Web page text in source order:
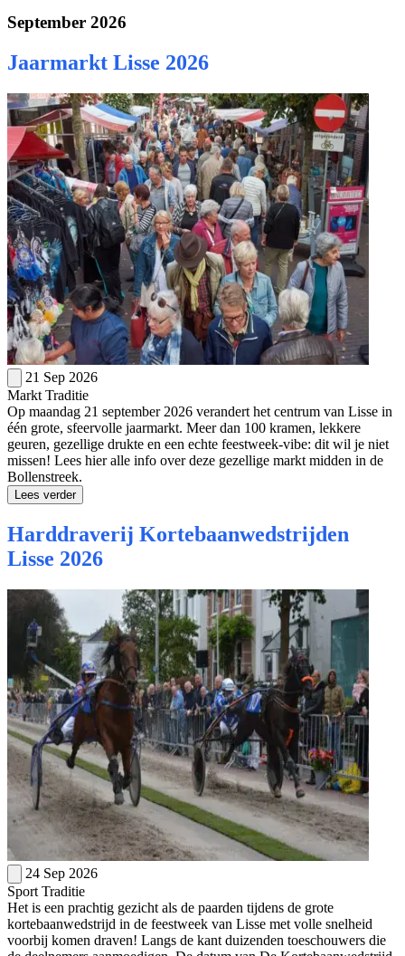
September 2026
Jaarmarkt Lisse 2026
21 Sep 2026
Markt Traditie
Op maandag 21 september 2026 verandert het centrum van Lisse in
één grote, sfeervolle jaarmarkt. Meer dan 100 kramen, lekkere
geuren, gezellige drukte en een echte feestweek-vibe: dit wil je niet
missen! Lees hier alle info over deze gezellige markt midden in de
Bollenstreek.
Lees verder
Harddraverij Kortebaanwedstrijden
Lisse 2026
24 Sep 2026
Sport Traditie
Het is een prachtig gezicht als de paarden tijdens de grote
kortebaanwedstrijd in de feestweek van Lisse met volle snelheid
voorbij komen draven! Langs de kant duizenden toeschouwers die